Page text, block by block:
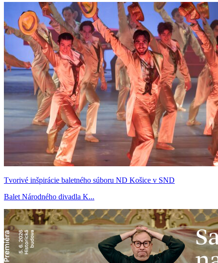
Tvorivé inšpirácie baletného súboru ND Košice v SND
Balet Národného divadla K...